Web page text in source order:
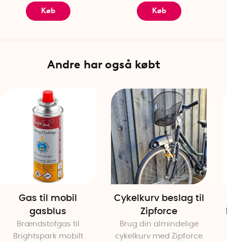
Køb
Køb
Andre har også købt
Gas til mobil
gasblus
Brændstofgas til
Brightspark mobilt
Cykelkurv beslag til
Zipforce
Brug din almindelige
cykelkurv med Zipforce